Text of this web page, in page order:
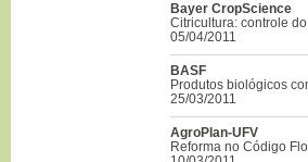
Bayer CropScience
Citricultura: controle
05/04/2011
BASF
Produtos biológicos
25/03/2011
AgroPlan-UFV
Reforma no Código